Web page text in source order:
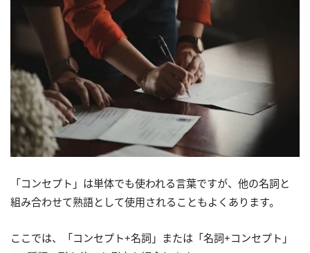
「コンセプト」は単体でも使われる言葉ですが、他の名詞と
組み合わせて熟語として使用されることもよくあります。
ここでは、「コンセプト+名詞」または「名詞+コンセプト」